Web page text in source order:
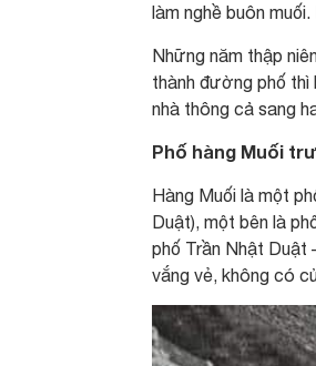
làm nghề buôn
Những năm thập
thành đường phố thì
nhà thông cả sang
Phố hàng Muối
Hàng Muối là một
Duật), một bên là
phố Trần Nhật Duật
vắng vẻ, không có